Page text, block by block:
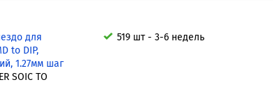
для
to DIP,
1.27мм шаг
SOIC TO
519 шт - 3-6 недель